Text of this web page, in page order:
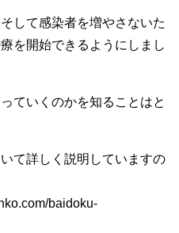
して感染者を増やさないた
を開始できるようにしまし
ていくのかを知ることはと
て詳しく説明していますの
baidoku-